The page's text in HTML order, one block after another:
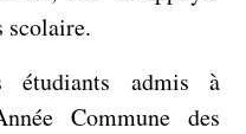
scolaire.
étudiants admis à
Commune des